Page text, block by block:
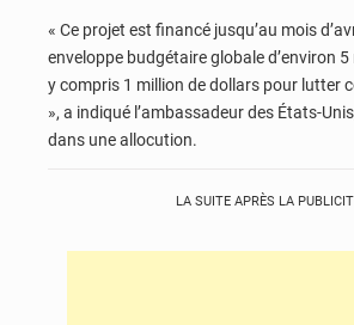
« Ce projet est financé jusqu’au mois
enveloppe budgétaire globale d’environ
y compris 1 million de dollars pour lutter
», a indiqué l’ambassadeur des États-
dans une allocution.
LA SUITE APRÈS LA